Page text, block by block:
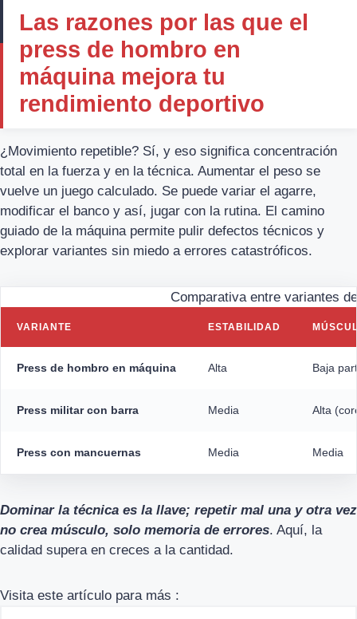
Las razones por las que el
press de hombro en
máquina mejora tu
rendimiento deportivo
¿Movimiento repetible? Sí, y eso significa concentración
total en la fuerza y en la técnica. Aumentar el peso se
vuelve un juego calculado. Se puede variar el agarre,
modificar el banco y así, jugar con la rutina. El camino
guiado de la máquina permite pulir defectos técnicos y
explorar variantes sin miedo a errores catastróficos.
Comparativa entre variantes
VARIANTE ESTABILIDAD
Press de hombro en máquina Alta Baja
Press militar con barra Media Alta
Press con mancuernas Media Media
Dominar la técnica es la llave; repetir mal una y otra vez
no crea músculo, solo memoria de errores. Aquí, la
calidad supera en creces a la cantidad.
Visita este artículo para más :